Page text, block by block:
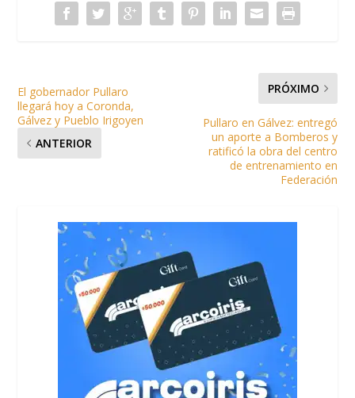
El gobernador Pullaro
llegará hoy a Coronda,
Gálvez y Pueblo Irigoyen
ANTERIOR
PRÓXIMO
Pullaro en Gálvez: entregó
un aporte a Bomberos y
ratificó la obra del centro
de entrenamiento en
Federación